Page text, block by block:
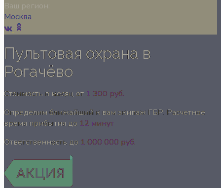
Ваш регион:
Москва
Пультовая охрана в
Рогачёво
Стоимость в месяц от 1 300 руб.
Определим ближайший к вам экипаж ГБР. Расчетное
время прибытия до 12 минут
Ответственность до 1 000 000 руб.